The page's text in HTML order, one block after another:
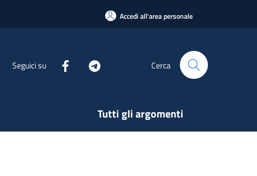
Accedi all'area personale
Seguici su Cerca
Tutti gli argomenti